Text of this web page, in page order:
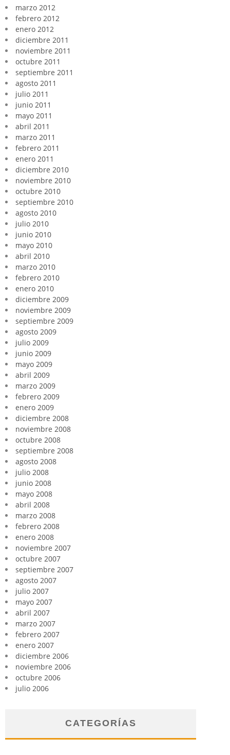
marzo 2012
febrero 2012
enero 2012
diciembre 2011
noviembre 2011
octubre 2011
septiembre 2011
agosto 2011
julio 2011
junio 2011
mayo 2011
abril 2011
marzo 2011
febrero 2011
enero 2011
diciembre 2010
noviembre 2010
octubre 2010
septiembre 2010
agosto 2010
julio 2010
junio 2010
mayo 2010
abril 2010
marzo 2010
febrero 2010
enero 2010
diciembre 2009
noviembre 2009
septiembre 2009
agosto 2009
julio 2009
junio 2009
mayo 2009
abril 2009
marzo 2009
febrero 2009
enero 2009
diciembre 2008
noviembre 2008
octubre 2008
septiembre 2008
agosto 2008
julio 2008
junio 2008
mayo 2008
abril 2008
marzo 2008
febrero 2008
enero 2008
noviembre 2007
octubre 2007
septiembre 2007
agosto 2007
julio 2007
mayo 2007
abril 2007
marzo 2007
febrero 2007
enero 2007
diciembre 2006
noviembre 2006
octubre 2006
julio 2006
CATEGORÍAS